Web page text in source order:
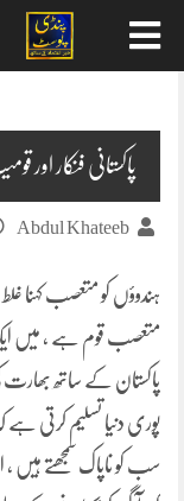
پاکستانی فنکار اور
Abdul Khateeb
ہندوؤں کو متعصب کہنا
متعصب قوم ہے ، میں
پاکستان کے ساتھ بھارت
پوری دنیا تسلیم کرتی ہے
سب کو ناپاک سمجھتے ہیں